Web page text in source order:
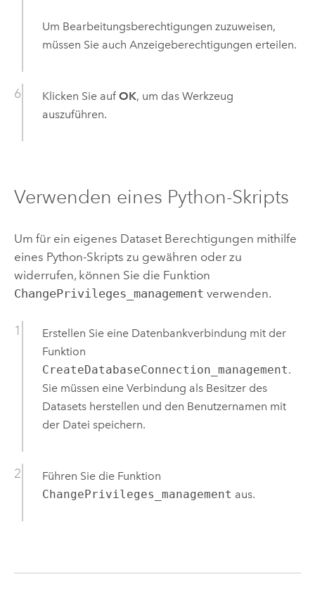
Um Bearbeitungsberechtigungen zuzuweisen,
müssen Sie auch Anzeigeberechtigungen erteilen.
Klicken Sie auf OK, um das Werkzeug
auszuführen.
Verwenden eines Python-Skripts
Um für ein eigenes Dataset Berechtigungen mithilfe
eines Python-Skripts zu gewähren oder zu
widerrufen, können Sie die Funktion
ChangePrivileges_management verwenden.
Erstellen Sie eine Datenbankverbindung mit der
Funktion
CreateDatabaseConnection_management.
Sie müssen eine Verbindung als Besitzer des
Datasets herstellen und den Benutzernamen mit
der Datei speichern.
Führen Sie die Funktion
ChangePrivileges_management aus.